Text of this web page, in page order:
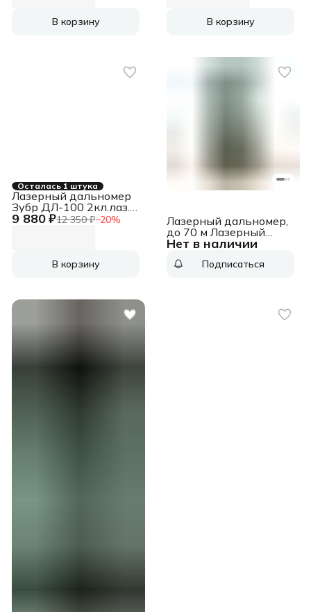
В корзину В корзину
Осталась 1 штука
9 880 ₽12 350 ₽−20%
Лазерный дальномер
Зубр ДЛ-100 2кл.лаз.
532нм цв.луч. зеленый
В корзину
Нет в наличии
Лазерный дальномер,
до 70 м Лазерный
дальномер, до 70 м
Подписаться